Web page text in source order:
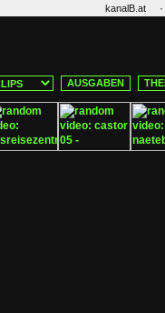
kanalB.at ·
AUSGABEN